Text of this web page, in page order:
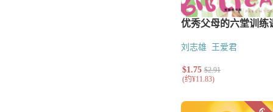
刘志雄 王爱君